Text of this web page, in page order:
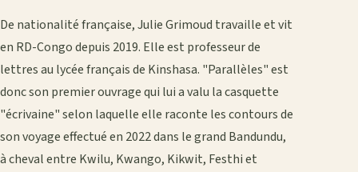
De nationalité française, Julie Grimoud travaille et vit
en RD-Congo depuis 2019. Elle est professeur de
lettres au lycée français de Kinshasa. "Parallèles" est
donc son premier ouvrage qui lui a valu la casquette
"écrivaine" selon laquelle elle raconte les contours de
son voyage effectué en 2022 dans le grand Bandundu,
à cheval entre Kwilu, Kwango, Kikwit, Festhi et